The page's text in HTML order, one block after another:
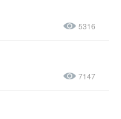
5316
7147